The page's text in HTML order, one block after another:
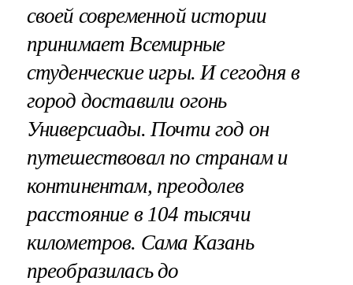
своей современной истории
принимает Всемирные
студенческие игры. И сегодня в
город доставили огонь
Универсиады. Почти год он
путешествовал по странам и
континентам, преодолев
расстояние в 104 тысячи
километров. Сама Казань
преобразилась до